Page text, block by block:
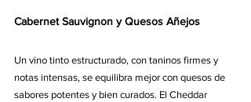
Cabernet Sauvignon y Quesos Añejos
Un vino tinto estructurado, con taninos firmes y
notas intensas, se equilibra mejor con quesos de
sabores potentes y bien curados. El Cheddar